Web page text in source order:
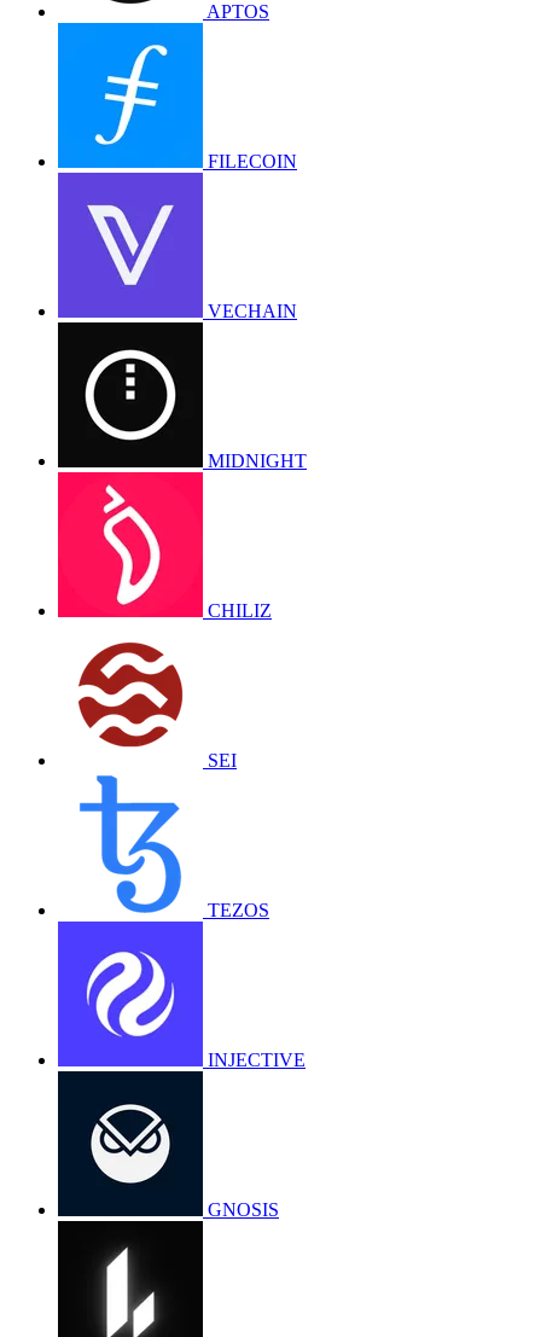
APTOS
FILECOIN
VECHAIN
MIDNIGHT
CHILIZ
SEI
TEZOS
INJECTIVE
GNOSIS